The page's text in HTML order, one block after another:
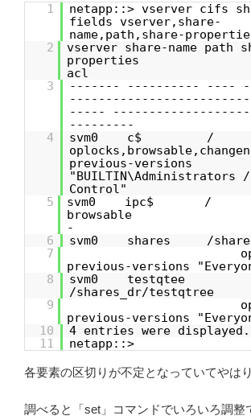
1
netapp::> vserver cifs
fields vserver,share-
name,path,share-
2
vserver share-name path
3
------- ---------- ----
-----
---------
4
svm0 c$ /
previous-versions
"BUILTIN\Administrators
Control"
5
svm0 ipc$ /
6
svm0 shares /
7
previous-versions
8
svm0 testqtee
/shares_dr/testqtree
9
previous-versions
10
4 entries were displayed.
11
netapp::>
各要素の区切りが不定となっていてやは
調べると「set」コマンドでいろいろ調整